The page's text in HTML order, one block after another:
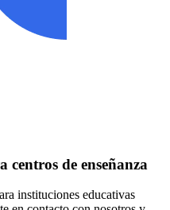
centros de enseñanza
instituciones educativas